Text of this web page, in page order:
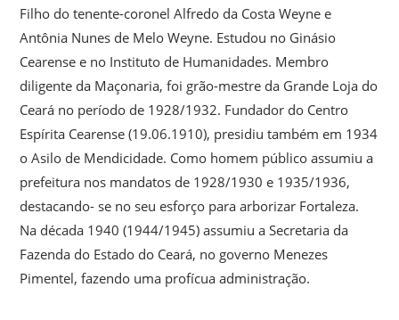
Filho do tenente-coronel Alfredo da Costa Weyne e
Antônia Nunes de Melo Weyne. Estudou no Ginásio
Cearense e no Instituto de Humanidades. Membro
diligente da Maçonaria, foi grão-mestre da Grande Loja do
Ceará no período de 1928/1932. Fundador do Centro
Espírita Cearense (19.06.1910), presidiu também em 1934
o Asilo de Mendicidade. Como homem público assumiu a
prefeitura nos mandatos de 1928/1930 e 1935/1936,
destacando- se no seu esforço para arborizar Fortaleza.
Na década 1940 (1944/1945) assumiu a Secretaria da
Fazenda do Estado do Ceará, no governo Menezes
Pimentel, fazendo uma profícua administração.